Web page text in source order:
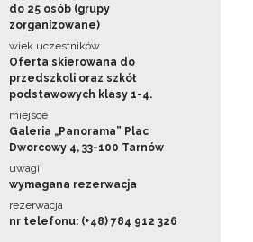
do 25 osób (grupy
zorganizowane)
wiek uczestników
Oferta skierowana do
przedszkoli oraz szkół
podstawowych klasy 1-4.
miejsce
Galeria „Panorama” Plac
Dworcowy 4, 33-100 Tarnów
uwagi
wymagana rezerwacja
rezerwacja
nr telefonu: (+48) 784 912 326